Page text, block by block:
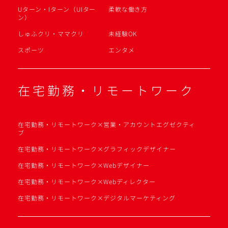
Uターン・Iターン（UIター
ン）
柔軟な働き方
しゅふクリ・ママクリ
未経験OK
スポーツ
エンタメ
在宅勤務・リモートワーク
在宅勤務・リモートワーク×営業・アカウントエグゼクティ
ブ
在宅勤務・リモートワーク×グラフィックデザイナー
在宅勤務・リモートワーク×Webデザイナー
在宅勤務・リモートワーク×Webディレクター
在宅勤務・リモートワーク×デジタルマーケティング